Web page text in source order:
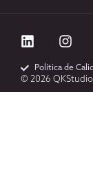
© 2026
Política de